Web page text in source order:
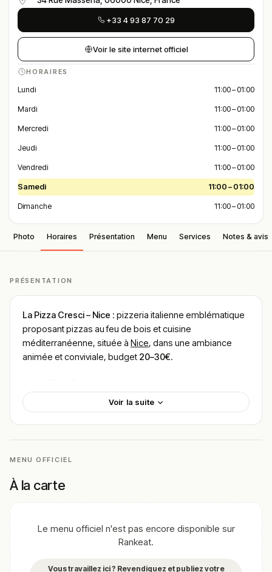
+33 4 93 87 70 29
Voir le site internet officiel
HORAIRES
Lundi 11:00 – 01:00
Mardi 11:00 – 01:00
Mercredi 11:00 – 01:00
Jeudi 11:00 – 01:00
Vendredi 11:00 – 01:00
Samedi 11:00 – 01:00
Dimanche 11:00 – 01:00
Photo Horaires Présentation Menu Services Notes & avis
PRÉSENTATION
La Pizza Cresci – Nice : pizzeria italienne emblématique
proposant pizzas au feu de bois et cuisine
méditerranéenne, située à Nice, dans une ambiance
animée et conviviale, budget 20–30€.
La Pizza Cresci est située au 34 rue Masséna, en plein
comme pour les touristes.
Cadre & ambiance
L’ambiance est dynamique, marquée par le spectacle du
créant une véritable expérience immersive.
Voir la suite
MENU OFFICIEL
À la carte
Le menu officiel n'est pas encore disponible sur
Rankeat.
Vous travaillez ici ? Revendiquez et publiez votre